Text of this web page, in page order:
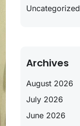
Uncategorized
Archives
August 2026
July 2026
June 2026